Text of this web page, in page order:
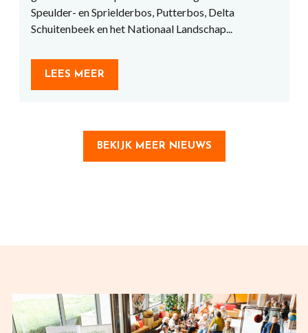
Speulder- en Sprielderbos, Putterbos, Delta
Schuitenbeek en het Nationaal Landschap...
LEES MEER
BEKIJK MEER NIEUWS